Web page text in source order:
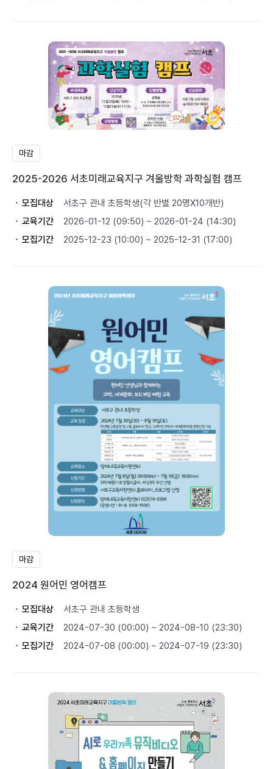
마감
2025-2026 서초미래교육지구 겨울방학 과학실험 캠프
모집대상
서초구 관내 초등학생(각 반별 20명X10개반)
교육기간
2026-01-12 (09:50) ~ 2026-01-24 (14:30)
모집기간
2025-12-23 (10:00) ~ 2025-12-31 (17:00)
마감
2024 원어민 영어캠프
모집대상
서초구 관내 초등학생
교육기간
2024-07-30 (00:00) ~ 2024-08-10 (23:30)
모집기간
2024-07-08 (00:00) ~ 2024-07-19 (23:30)